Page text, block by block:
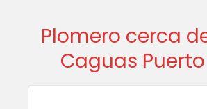
Plomero cerca
Caguas